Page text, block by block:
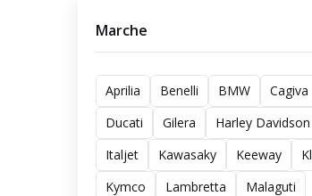
Marche
Aprilia Benelli BMW Cagiva
Ducati
Gilera Harley Davidson
Italjet
Kawasaky Keeway Kl
Kymco
Lambretta
Malaguti